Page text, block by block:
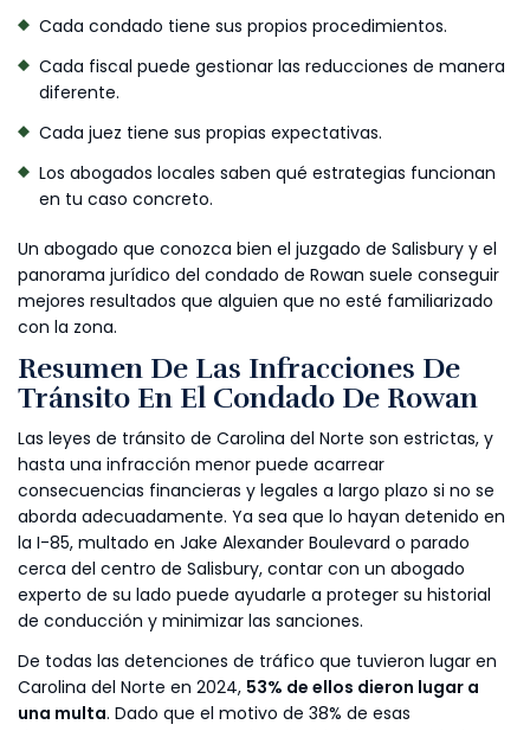
Cada condado tiene sus propios procedimientos.
Cada fiscal puede gestionar las reducciones de manera
diferente.
Cada juez tiene sus propias expectativas.
Los abogados locales saben qué estrategias funcionan
en tu caso concreto.
Un abogado que conozca bien el juzgado de Salisbury y el
panorama jurídico del condado de Rowan suele conseguir
mejores resultados que alguien que no esté familiarizado
con la zona.
Resumen De Las Infracciones De
Tránsito En El Condado De Rowan
Las leyes de tránsito de Carolina del Norte son estrictas, y
hasta una infracción menor puede acarrear
consecuencias financieras y legales a largo plazo si no se
aborda adecuadamente. Ya sea que lo hayan detenido en
la I-85, multado en Jake Alexander Boulevard o parado
cerca del centro de Salisbury, contar con un abogado
experto de su lado puede ayudarle a proteger su historial
de conducción y minimizar las sanciones.
De todas las detenciones de tráfico que tuvieron lugar en
Carolina del Norte en 2024, 53% de ellos dieron lugar a
una multa. Dado que el motivo de 38% de esas